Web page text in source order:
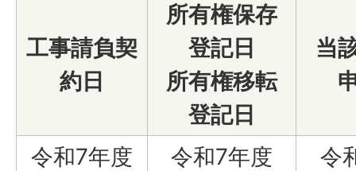
工事請負契
約日
所有権保存
登記日
所有権移転
登記日
当
令和7年度 令和7年度
令